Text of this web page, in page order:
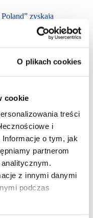
O plikach cookies
cookie
treści
i
o tym, jak
partnerom
z innymi danymi
podczas
zyskają
będzie